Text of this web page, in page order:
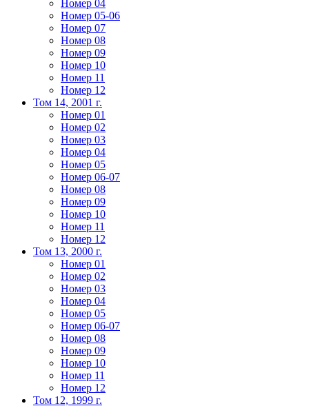
Номер 04
Номер 05-06
Номер 07
Номер 08
Номер 09
Номер 10
Номер 11
Номер 12
Том 14, 2001 г.
Номер 01
Номер 02
Номер 03
Номер 04
Номер 05
Номер 06-07
Номер 08
Номер 09
Номер 10
Номер 11
Номер 12
Том 13, 2000 г.
Номер 01
Номер 02
Номер 03
Номер 04
Номер 05
Номер 06-07
Номер 08
Номер 09
Номер 10
Номер 11
Номер 12
Том 12, 1999 г.